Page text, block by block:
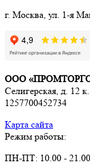
г. Москва, ул. 1-я
ООО
Селигерская, д. 12
1257700452734
Карта сайта
Режим работы:
ПН-ПТ: 10.00 - 21.00